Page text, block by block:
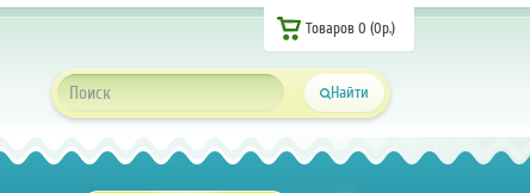
Товаров 0 (0р.)
Найти